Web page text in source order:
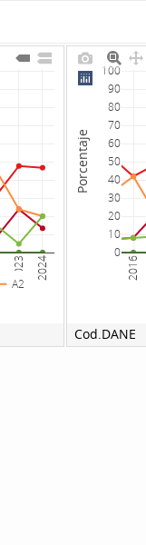
2023 2024
A2
2016
0
10
20
30
40
50
60
70
80
90
100
Porcentaje
Cod.DANE